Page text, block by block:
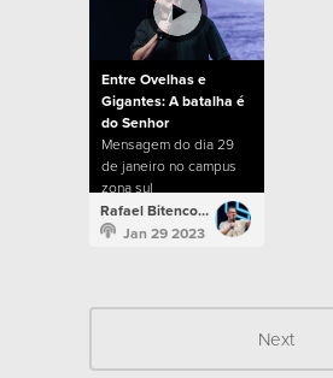
Entre Ovelhas e
Gigantes: A batalha é
do Senhor
Mensagem do dia 29
de janeiro no campus
zona sul
Rafael Bitencourt
Jan 29 2023
Next